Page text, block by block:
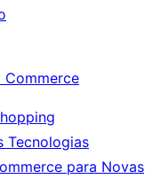
Commerce
Tecnologias
para Novas